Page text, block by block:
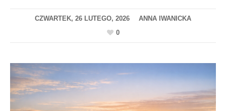
CZWARTEK, 26 LUTEGO, 2026
0